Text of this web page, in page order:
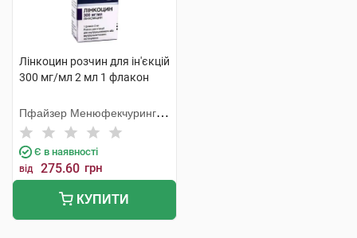
Лінкоцин розчин для ін'єкцій
300 мг/мл 2 мл 1 флакон
Пфайзер Менюфекчуринг
Бельгія
Є в наявності
від 275.60 грн
КУПИТИ